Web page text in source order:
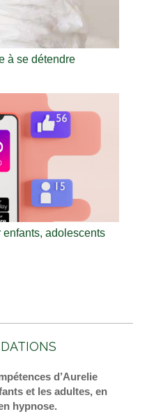
à se détendre
adolescents
d’Aurelie
et les adultes, en
hypnose.